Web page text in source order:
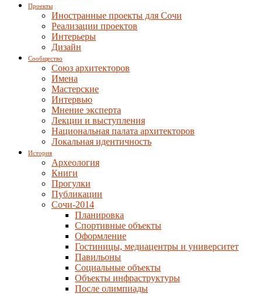
Проекты
Иностранные проекты для Сочи
Реализации проектов
Интерьеры
Дизайн
Сообщество
Союз архитекторов
Имена
Мастерские
Интервью
Мнение эксперта
Лекции и выступления
Национальная палата архитекторов
Локальная идентичность
История
Археология
Книги
Прогулки
Публикации
Сочи-2014
Планировка
Спортивные объекты
Оформление
Гостиницы, медиацентры и университет
Павильоны
Социальные объекты
Объекты инфраструктуры
После олимпиады